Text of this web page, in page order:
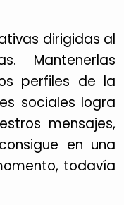
dirigidas al
Mantenerlas
perfiles de la
sociales logra
mensajes,
en una
todavía